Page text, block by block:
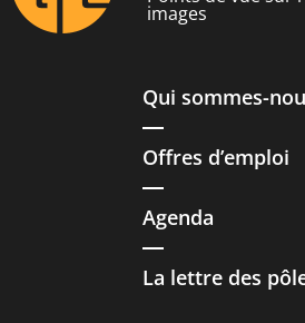
images
Qui sommes-
Offres d’emploi
Agenda
La lettre des